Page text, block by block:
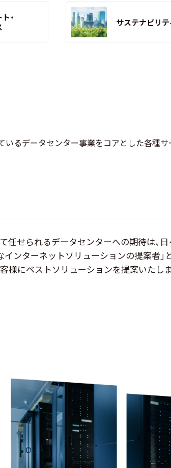
・
サステナビリ
るデータセンター事業をコアとした各種
せられるデータセンターへの期待は、
ンターネットソリューションの提案者」
様にベストソリューションを提案いたし